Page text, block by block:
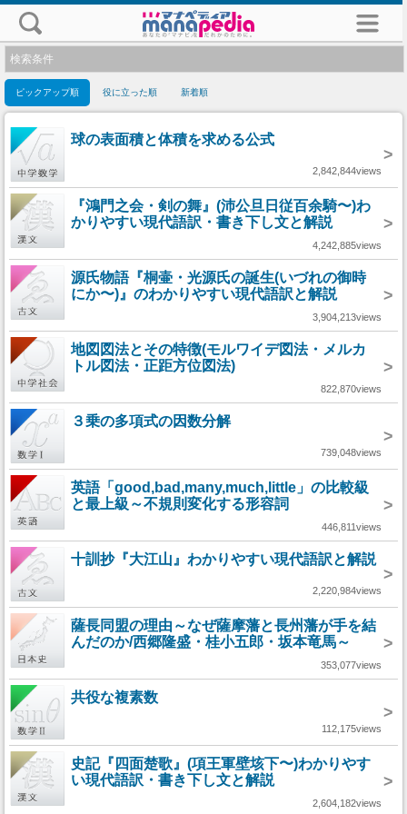
検索条件
ピックアップ順 役に立った順 新着順
球の表面積と体積を求める公式
>
2,842,844views
『鴻門之会・剣の舞』(沛公旦日従百余騎〜)わ
かりやすい現代語訳・書き下し文と解説
>
4,242,885views
源氏物語『桐壷・光源氏の誕生(いづれの御時
にか〜)』のわかりやすい現代語訳と解説
>
3,904,213views
地図図法とその特徴(モルワイデ図法・メルカ
トル図法・正距方位図法)
>
822,870views
３乗の多項式の因数分解
>
739,048views
英語「good,bad,many,much,little」の比較級
と最上級～不規則変化する形容詞
>
446,811views
十訓抄『大江山』わかりやすい現代語訳と解説
>
2,220,984views
薩長同盟の理由～なぜ薩摩藩と長州藩が手を結
んだのか/西郷隆盛・桂小五郎・坂本竜馬～
>
353,077views
共役な複素数
>
112,175views
史記『四面楚歌』(項王軍壁垓下〜)わかりやす
い現代語訳・書き下し文と解説
>
2,604,182views